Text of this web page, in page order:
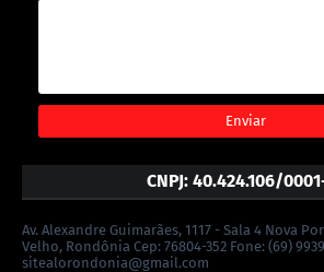
CNPJ: 40.424.106/
Av. Alexandre Guimarães, 1117 - Sala 4 Nova
Velho, Rondônia Cep: 76804-352 Fone: (69)
sitealorondonia@gmail.com